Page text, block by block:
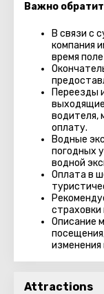
Важно
В связи с
компания
время
Переезды
водителя,
оплату.
Водные
погодных
водной
Оплата в
Описание
изменения
Attractions